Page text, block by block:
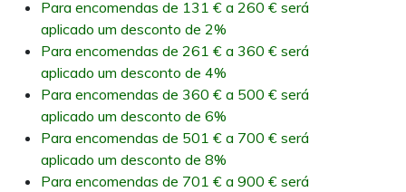
Para encomendas de 131 € a 260 € será
aplicado um desconto de 2%
Para encomendas de 261 € a 360 € será
aplicado um desconto de 4%
Para encomendas de 360 € a 500 € será
aplicado um desconto de 6%
Para encomendas de 501 € a 700 € será
aplicado um desconto de 8%
Para encomendas de 701 € a 900 € será